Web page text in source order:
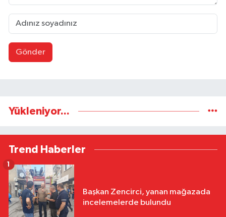
Gönder
Yükleniyor...
Trend Haberler
Başkan Zencirci, yanan mağazada
incelemelerde bulundu
1